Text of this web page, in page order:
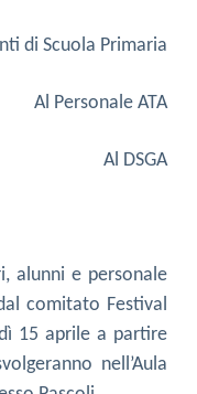
di Scuola Primaria
Al Personale ATA
Al DSGA
alunni e personale
comitato Festival
15 aprile a partire
nell’Aula